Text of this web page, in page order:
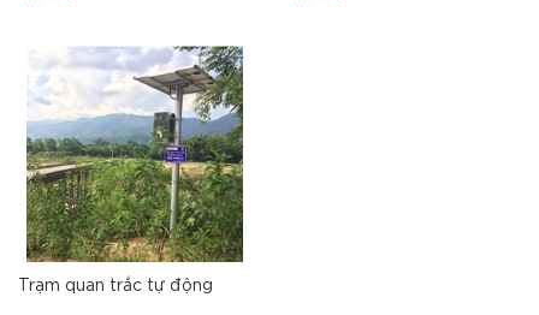
Trạm quan trắc tự động